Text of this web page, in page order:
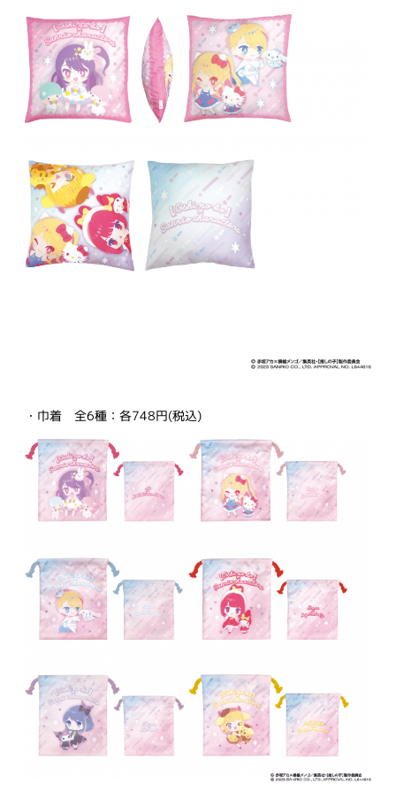
・巾着 全6種：各748円(税込)